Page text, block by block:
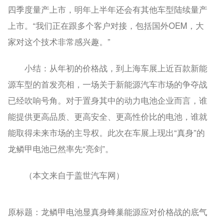
四季度量产上市，明年上半年还会有其他车型陆续量产
上市。“我们正在跟多个客户对接，包括国外OEM，大
家对这个技术非常感兴趣。”
小结： 从年初的价格战，到上海车展上近百款新能
源车型的首发亮相，一场关于新能源汽车市场的争夺战
已经吹响号角。对于置身其中的动力电池企业而言，谁
能提供更高品质、更高安全、更高性价比的电池，谁就
能取得未来市场的主导权。此次在车展上现出“真身”的
龙鳞甲电池已然率先“亮剑”。
（本文来自于盖世汽车网）
原标题：龙鳞甲电池显真身蜂巢能源应对价格战的底气